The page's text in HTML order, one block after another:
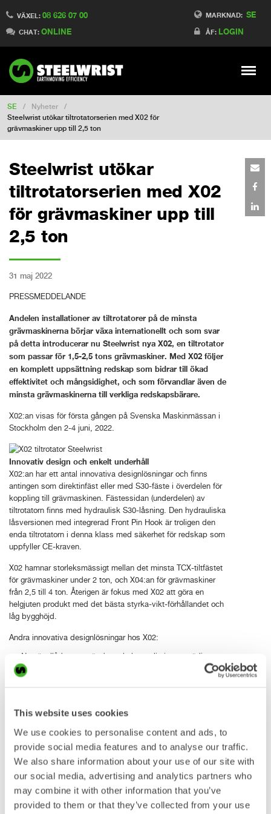
This website uses cookies
We use cookies to personalise content and ads, to
provide social media features and to analyse our traffic.
We also share information about your use of our site with
our social media, advertising and analytics partners who
may combine it with other information that you’ve
provided to them or that they’ve collected from your use
MARKNAD: SE
ÅF: LOGIN
VÄXEL: 08 626 07 00
CHAT: ONLINE
Meny
Switch to Finland
Switch to Denmark
Switch to China
Switch to Australia
Change market
SE / Nyheter
/
Steelwrist utökar tiltrotatorserien med X02 för
grävmaskiner upp till 2,5 ton
Steelwrist utökar
tiltrotatorserien med X02
för grävmaskiner upp till
2,5 ton
31 maj 2022
PRESSMEDDELANDE
Andelen installationer av tiltrotatorer på de minsta
grävmaskinerna börjar växa internationellt och som svar
på detta introducerar nu Steelwrist nya X02, en tiltrotator
som passar för 1,5-2,5 tons grävmaskiner. Med X02 följer
en komplett uppsättning redskap som bidrar till ökad
effektivitet och mångsidighet, och som förvandlar även de
minsta grävmaskinerna till verkliga redskapsbärare.
X02:an visas för första gången på Svenska Maskinmässan i
Stockholm den 2-4 juni, 2022.
Innovativ design och enkelt underhåll
X02:an har ett antal innovativa designlösningar och finns
antingen som direktinfäst eller med S30-fäste i överdelen för
koppling till grävmaskinen. Fästessidan (underdelen) av
tiltrotatorn finns med hydraulisk S30-låsning. Den hydrauliska
låsversionen med integrerad Front Pin Hook är troligen den
enda tiltrotatorn i denna klass med säkerhet för redskap som
uppfyller CE-kraven.
X02 hamnar storleksmässigt mellan det minsta TCX-tiltfästet
för grävmaskiner under 2 ton, och X04:an för grävmaskiner
från 2,5 till 4 ton. Återigen är fokus med X02 att göra en
helgjuten produkt med det bästa styrka-vikt-förhållandet och
låg bygghöjd.
Andra innovativa designlösningar hos X02:
Ny växellåda som gör det enkelt att eliminera onödigt
spel över tid
mot yttre skador
En lyftögla eller lyftkrok som tillval på direktinfästa
tiltrotatorer.
Ett särskilt anpassat redskapsprogram
Med en komplett uppsättning Steelwrist S30-redskap för
X02:an, som till exempel planer-, gräv-, kabel- och v-
profilskopa, asfaltskärare och rivtand, blir grävmaskinen en